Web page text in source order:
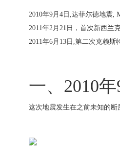
2010年9月4日,达菲尔德地震,
2011年2月21日，首次新西兰
2011年6月13日,第二次克赖斯
一、2010
这次地震发生在之前未知的断